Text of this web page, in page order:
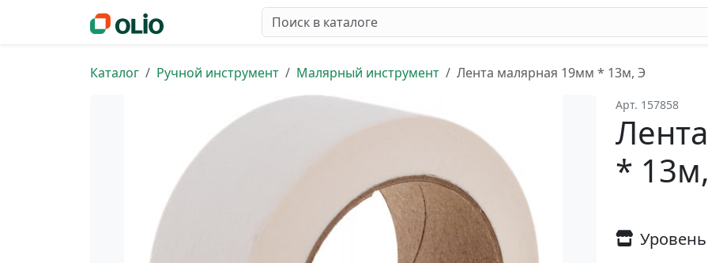
Каталог Ручной инструмент Малярный инструмент Лента малярная 19мм * 13м, Э
Арт. 157858
*